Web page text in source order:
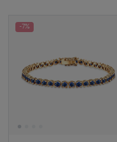
-7%